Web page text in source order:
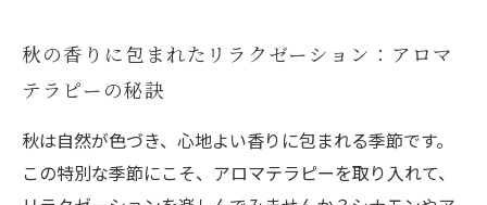
秋の香りに包まれたリラクゼーション：アロマ
テラピーの秘訣
秋は自然が色づき、心地よい香りに包まれる季節です。
この特別な季節にこそ、アロマテラピーを取り入れて、